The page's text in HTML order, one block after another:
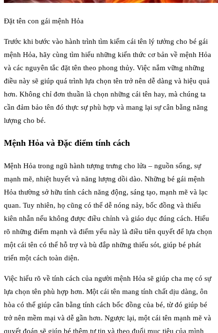
Đặt tên con gái mệnh Hỏa
Trước khi bước vào hành trình tìm kiếm cái tên lý tưởng cho bé gái
mệnh Hỏa, hãy cùng tìm hiểu những kiến thức cơ bản về mệnh Hỏa
và các nguyên tắc đặt tên theo phong thủy. Việc nắm vững những
điều này sẽ giúp quá trình lựa chọn tên trở nên dễ dàng và hiệu quả
hơn. Không chỉ đơn thuần là chọn những cái tên hay, mà chúng ta
cần đảm bảo tên đó thực sự phù hợp và mang lại sự cân bằng năng
lượng cho bé.
Mệnh Hỏa và Đặc điểm tính cách
Mệnh Hỏa trong ngũ hành tượng trưng cho lửa – nguồn sống, sự
mạnh mẽ, nhiệt huyết và năng lượng dồi dào. Những bé gái mệnh
Hỏa thường sở hữu tính cách năng động, sáng tạo, mạnh mẽ và lạc
quan. Tuy nhiên, họ cũng có thể dễ nóng nảy, bốc đồng và thiếu
kiên nhẫn nếu không được điều chỉnh và giáo dục đúng cách. Hiểu
rõ những điểm mạnh và điểm yếu này là điều tiên quyết để lựa chọn
một cái tên có thể hỗ trợ và bù đắp những thiếu sót, giúp bé phát
triển một cách toàn diện.
Việc hiểu rõ về tính cách của người mệnh Hỏa sẽ giúp cha mẹ có sự
lựa chọn tên phù hợp hơn. Một cái tên mang tính chất dịu dàng, ôn
hòa có thể giúp cân bằng tính cách bốc đồng của bé, từ đó giúp bé
trở nên mềm mại và dễ gần hơn. Ngược lại, một cái tên mạnh mẽ và
quyết đoán sẽ giúp bé thêm tự tin và theo đuổi mục tiêu của mình